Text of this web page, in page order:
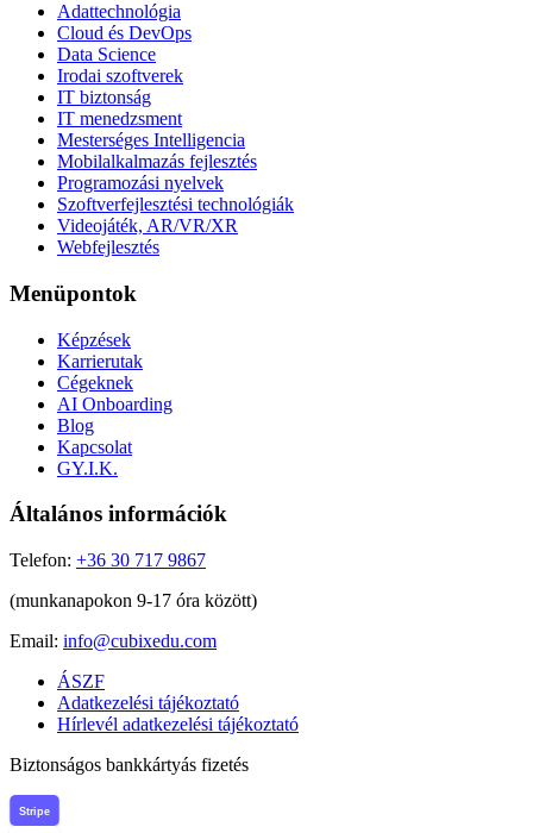
Adattechnológia
Cloud és DevOps
Data Science
Irodai szoftverek
IT biztonság
IT menedzsment
Mesterséges Intelligencia
Mobilalkalmazás fejlesztés
Programozási nyelvek
Szoftverfejlesztési technológiák
Videojáték, AR/VR/XR
Webfejlesztés
Menüpontok
Képzések
Karrierutak
Cégeknek
AI Onboarding
Blog
Kapcsolat
GY.I.K.
Általános információk
Telefon: +36 30 717 9867
(munkanapokon 9-17 óra között)
Email: info@cubixedu.com
ÁSZF
Adatkezelési tájékoztató
Hírlevél adatkezelési tájékoztató
Biztonságos bankkártyás fizetés
Stripe